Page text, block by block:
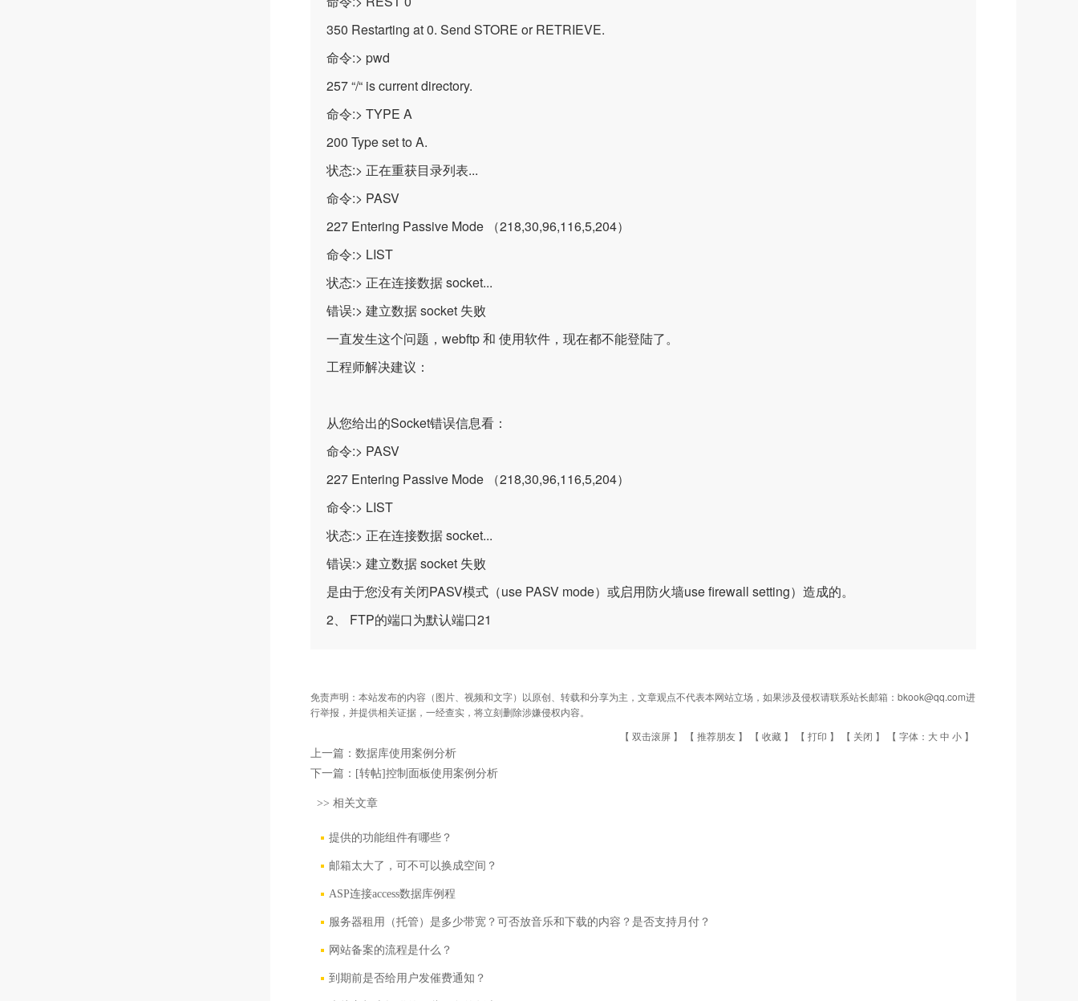
350 Restarting at 0. Send STORE or RETRIEVE.
命令:> pwd
257 “/“ is current directory.
命令:> TYPE A
200 Type set to A.
状态:> 正在重获目录列表...
命令:> PASV
227 Entering Passive Mode （218,30,96,116,5,204）
命令:> LIST
状态:> 正在连接数据 socket...
错误:> 建立数据 socket 失败
一直发生这个问题，webftp 和 使用软件，现在都不能登陆了。
工程师解决建议：
从您给出的Socket错误信息看：
命令:> PASV
227 Entering Passive Mode （218,30,96,116,5,204）
命令:> LIST
状态:> 正在连接数据 socket...
错误:> 建立数据 socket 失败
是由于您没有关闭PASV模式（use PASV mode）或启用防火墙use firewall setting）造成的。
2、 FTP的端口为默认端口21
免责声明：本站发布的内容（图片、视频和文字）以原创、转载和分享为主，文章观点不代表本网站立场，如果涉及侵权请联系站长邮箱：bkook@qq.com进
行举报，并提供相关证据，一经查实，将立刻删除涉嫌侵权内容。
【 双击滚屏 】 【 推荐朋友 】 【 收藏 】 【 打印 】 【 关闭 】 【 字体： 大中 小 】
上一篇： 数据库使用案例分析
下一篇： [转帖]控制面板使用案例分析
>> 相关文章
提供的功能组件有哪些？
邮箱太大了，可不可以换成空间？
ASP连接access数据库例程
服务器租用（托管）是多少带宽？可否放音乐和下载的内容？是否支持月付？
网站备案的流程是什么？
到期前是否给用户发催费通知？